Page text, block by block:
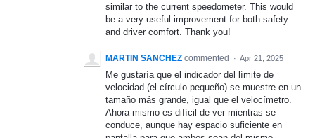
similar to the current speedometer. This would
be a very useful improvement for both safety
and driver comfort. Thank you!
MARTIN SANCHEZ commented · Apr 21, 2025
Me gustaría que el indicador del límite de
velocidad (el círculo pequeño) se muestre en un
tamaño más grande, igual que el velocímetro.
Ahora mismo es difícil de ver mientras se
conduce, aunque hay espacio suficiente en